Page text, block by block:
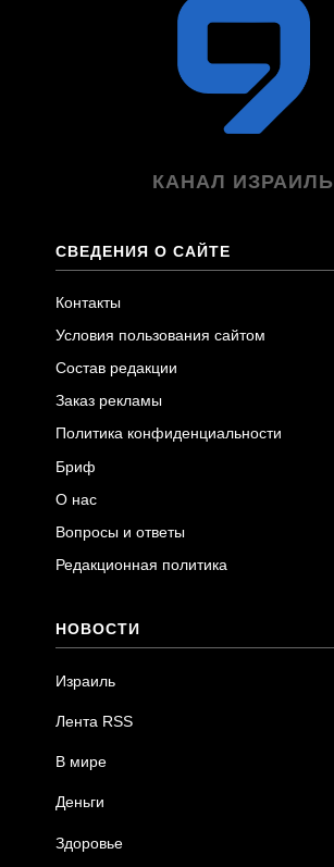
КАНАЛ ИЗРАИЛЬ
СВЕДЕНИЯ О САЙТЕ
Контакты
Условия пользования сайтом
Состав редакции
Заказ рекламы
Политика конфиденциальности
Бриф
О нас
Вопросы и ответы
Редакционная политика
НОВОСТИ
Израиль
Лента RSS
В мире
Деньги
Здоровье